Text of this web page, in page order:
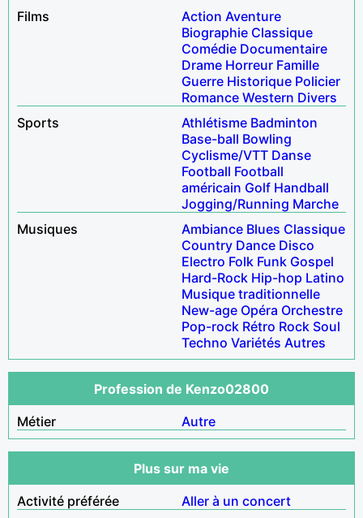
Films
Action Aventure
Biographie Classique
Comédie Documentaire
Drame Horreur Famille
Guerre Historique Policier
Romance Western Divers
Sports
Athlétisme Badminton
Base-ball Bowling
Cyclisme/VTT Danse
Football Football
américain Golf Handball
Jogging/Running Marche
Musiques
Ambiance Blues Classique
Country Dance Disco
Electro Folk Funk Gospel
Hard-Rock Hip-hop Latino
Musique traditionnelle
New-age Opéra Orchestre
Pop-rock Rétro Rock Soul
Techno Variétés Autres
Profession de Kenzo02800
Métier
Autre
Plus sur ma vie
Activité préférée
Aller à un concert